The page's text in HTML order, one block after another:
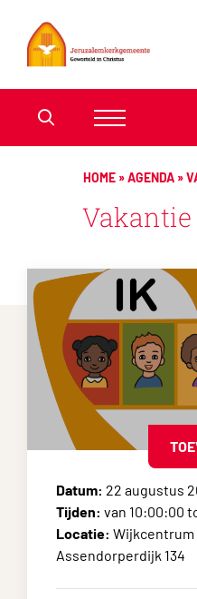
HOME»AGENDA»
Vakantie
Datum: 22 augustus
Tijden: van 10:00:00
Locatie:
Assendorperdijk 134